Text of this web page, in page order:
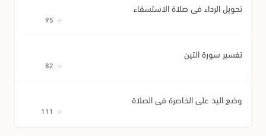
تحويل الرداء في صلاة الاستسقاء
تفسير سورة التين
وضع اليد على الخاصرة في الصلاة